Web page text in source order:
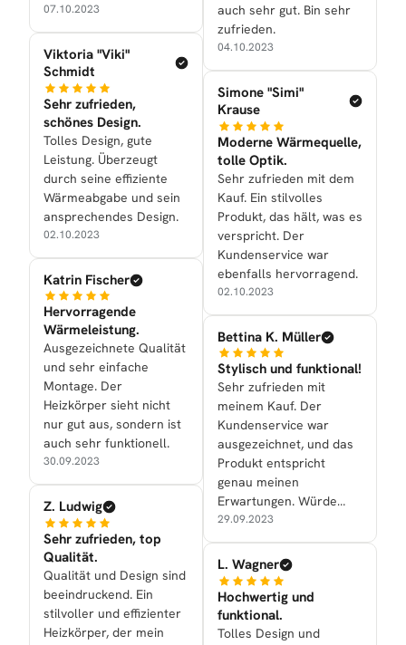
07.10.2023
Viktoria "Viki"
Schmidt
Sehr zufrieden,
schönes Design.
Tolles Design, gute
Leistung. Überzeugt
durch seine effiziente
Wärmeabgabe und sein
ansprechendes Design.
02.10.2023
Katrin Fischer
Hervorragende
Wärmeleistung.
Ausgezeichnete Qualität
und sehr einfache
Montage. Der
Heizkörper sieht nicht
nur gut aus, sondern ist
auch sehr funktionell.
30.09.2023
Z. Ludwig
Sehr zufrieden, top
Qualität.
Qualität und Design sind
beeindruckend. Ein
stilvoller und effizienter
Heizkörper, der mein
auch sehr gut. Bin sehr
zufrieden.
04.10.2023
Simone "Simi"
Krause
Moderne Wärmequelle,
tolle Optik.
Sehr zufrieden mit dem
Kauf. Ein stilvolles
Produkt, das hält, was es
verspricht. Der
Kundenservice war
ebenfalls hervorragend.
02.10.2023
Bettina K. Müller
Stylisch und funktional!
Sehr zufrieden mit
meinem Kauf. Der
Kundenservice war
ausgezeichnet, und das
Produkt entspricht
genau meinen
Erwartungen. Würde
definitiv
weiterempfehlen.
29.09.2023
L. Wagner
Hochwertig und
funktional.
Tolles Design und